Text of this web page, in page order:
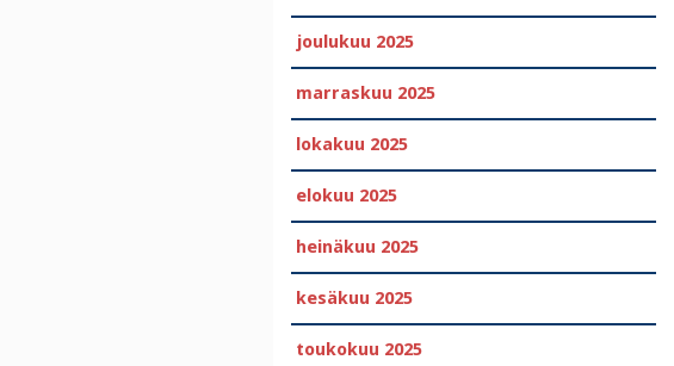
joulukuu 2025
marraskuu 2025
lokakuu 2025
elokuu 2025
heinäkuu 2025
kesäkuu 2025
toukokuu 2025